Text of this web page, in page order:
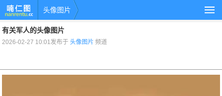
头像图片
有关军人的头像图片
2026-02-27 10:01发布于头像图片 频道